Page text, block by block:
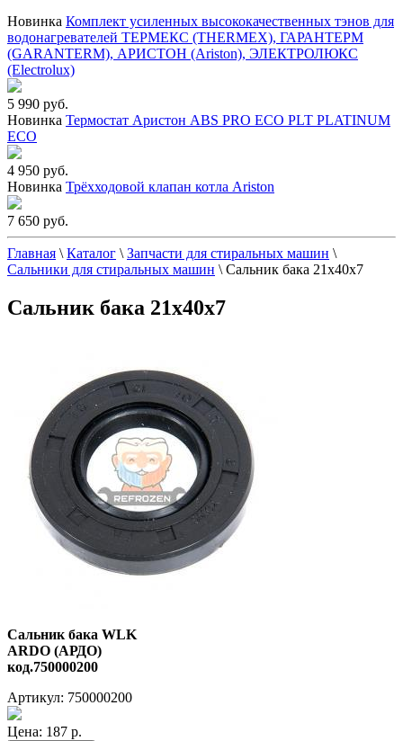
Новинка Комплект усиленных высококачественных тэнов для
водонагревателей ТЕРМЕКС (THERMEX), ГАРАНТЕРМ
(GARANTERM), АРИСТОН (Ariston), ЭЛЕКТРОЛЮКС
(Electrolux)
5 990 руб.
Новинка Термостат Аристон ABS PRO ECO PLT PLATINUM
ECO
4 950 руб.
Новинка Трёхходовой клапан котла Ariston
7 650 руб.
Главная \ Каталог \ Запчасти для стиральных машин \
Сальники для стиральных машин \ Сальник бака 21x40x7
Сальник бака 21x40x7
Сальник бака WLK
ARDO (АРДО)
код.750000200
Артикул: 750000200
Цена: 187 р.